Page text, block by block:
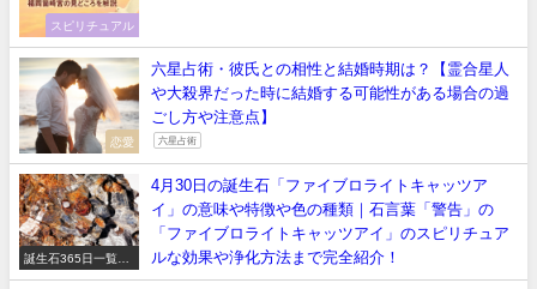
スピリチュアル
恋愛
六星占術・彼氏との相性と結婚時期は？【霊合星人
や大殺界だった時に結婚する可能性がある場合の過
ごし方や注意点】
六星占術
誕生石365日一覧
【正しい意味や石言
4月30日の誕生石「ファイブロライトキャッツア
イ」の意味や特徴や色の種類｜石言葉「警告」の
「ファイブロライトキャッツアイ」のスピリチュア
ルな効果や浄化方法まで完全紹介！